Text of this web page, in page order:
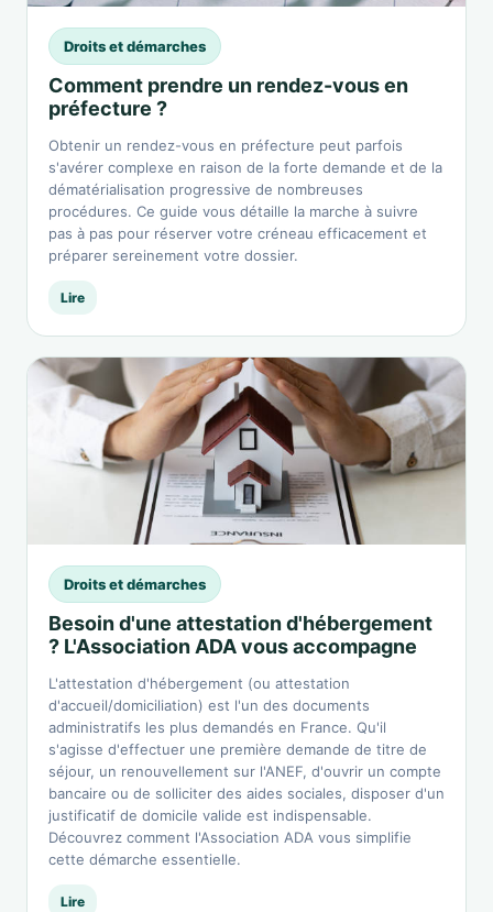
Droits et démarches
Comment prendre un rendez-vous en
préfecture ?
Obtenir un rendez-vous en préfecture peut parfois
s'avérer complexe en raison de la forte demande et de la
dématérialisation progressive de nombreuses
procédures. Ce guide vous détaille la marche à suivre
pas à pas pour réserver votre créneau efficacement et
préparer sereinement votre dossier.
Lire
Droits et démarches
Besoin d'une attestation d'hébergement
? L'Association ADA vous accompagne
L'attestation d'hébergement (ou attestation
d'accueil/domiciliation) est l'un des documents
administratifs les plus demandés en France. Qu'il
s'agisse d'effectuer une première demande de titre de
séjour, un renouvellement sur l'ANEF, d'ouvrir un compte
bancaire ou de solliciter des aides sociales, disposer d'un
justificatif de domicile valide est indispensable.
Découvrez comment l'Association ADA vous simplifie
cette démarche essentielle.
Lire